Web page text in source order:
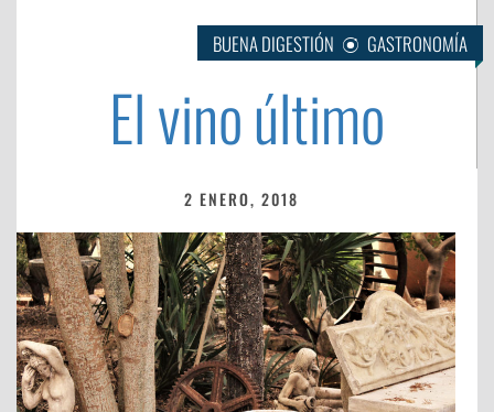
BUENA DIGESTIÓN GASTRONOMÍA
El vino último
2 ENERO, 2018